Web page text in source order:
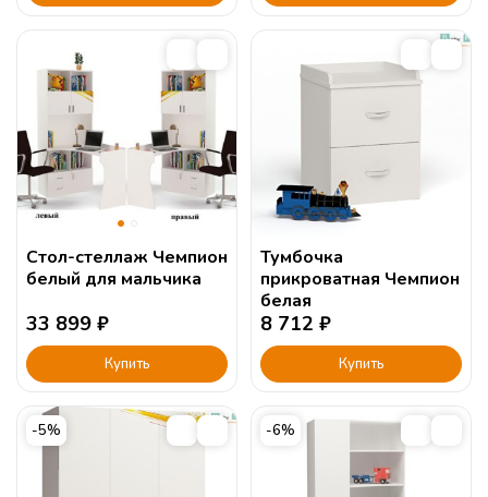
Стол-стеллаж Чемпион
белый для мальчика
33 899 ₽
Купить
Тумбочка
прикроватная Чемпион
белая
8 712 ₽
Купить
-5% -6%